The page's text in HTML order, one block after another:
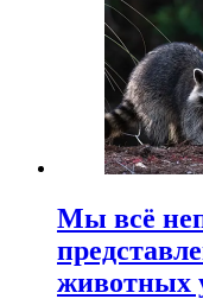
Мы всё
животных